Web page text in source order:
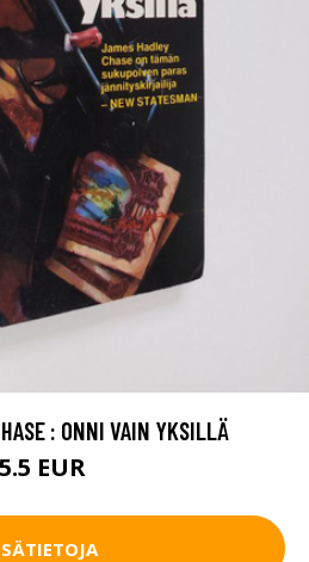
: ONNI VAIN YKSILLÄ
5.5 EUR